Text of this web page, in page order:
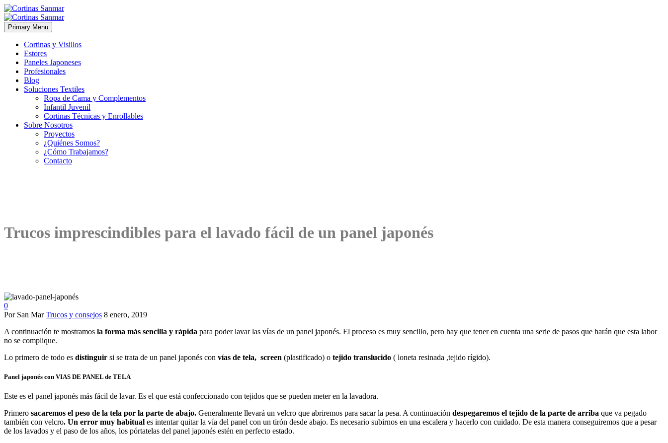
Primary Menu
Cortinas y Visillos
Estores
Paneles Japoneses
Profesionales
Blog
Soluciones Textiles
Ropa de Cama y Complementos
Infantil Juvenil
Cortinas Técnicas y Enrollables
Sobre Nosotros
Proyectos
¿Quiénes Somos?
¿Cómo Trabajamos?
Contacto
Trucos imprescindibles para el lavado fácil de un panel japonés
0
Por San Mar Trucos y consejos 8 enero, 2019
A continuación te mostramos la forma más sencilla y rápida para poder lavar las vías de un panel japonés. El proceso es muy sencillo, pero hay que tener en cuenta una serie de pasos que harán que esta labor
no se complique.
Lo primero de todo es distinguir si se trata de un panel japonés con vías de tela, screen (plastificado) o tejido translucido ( loneta resinada ,tejido rígido).
Panel japonés con VIAS DE PANEL de TELA
Este es el panel japonés más fácil de lavar. Es el que está confeccionado con tejidos que se pueden meter en la lavadora.
Primero sacaremos el peso de la tela por la parte de abajo. Generalmente llevará un velcro que abriremos para sacar la pesa. A continuación despegaremos el tejido de la parte de arriba que va pegado
también con velcro. Un error muy habitual es intentar quitar la vía del panel con un tirón desde abajo. Es necesario subirnos en una escalera y hacerlo con cuidado. De esta manera conseguiremos que a pesar
de los lavados y el paso de los años, los pórtatelas del panel japonés estén en perfecto estado.